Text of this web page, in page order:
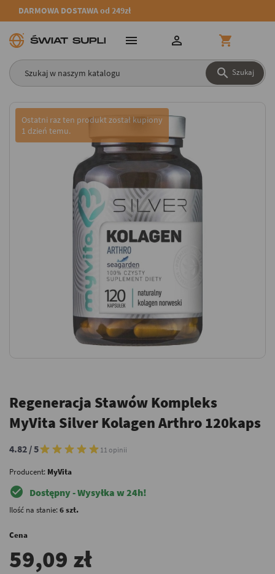
DARMOWA DOSTAWA od 249zł
 Szukaj
  
Ostatni raz ten produkt został kupiony
1 dzień temu.
Regeneracja Stawów Kompleks
MyVita Silver Kolagen Arthro 120kaps
4.82 / 5 11 opinii
Producent: MyVita
check_circle Dostępny - Wysyłka w 24h!
Ilość na stanie:6 szt.
Cena
59,09 zł